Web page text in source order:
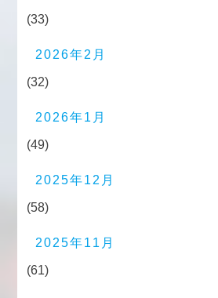
(33)
2026年2月
(32)
2026年1月
(49)
2025年12月
(58)
2025年11月
(61)